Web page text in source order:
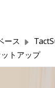
ース
トアップ